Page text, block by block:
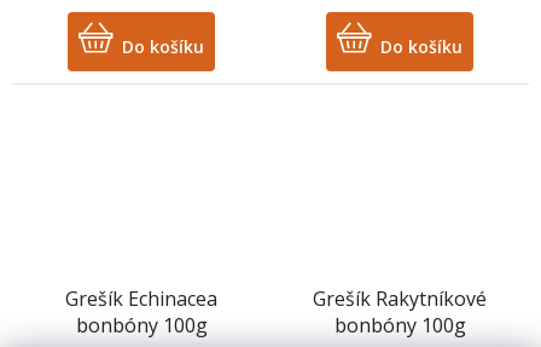
Do košíku Do košíku
Grešík Echinacea
bonbóny 100g
Grešík Rakytníkové
bonbóny 100g